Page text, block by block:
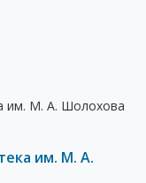
им. М. А.